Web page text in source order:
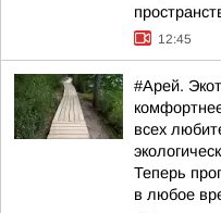
12:45
#Арей.
всех
Теперь
в любое